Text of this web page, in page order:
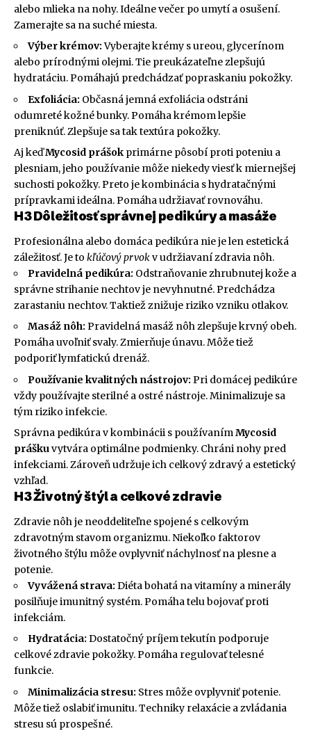
alebo mlieka na nohy. Ideálne večer po umytí a osušení.
Zamerajte sa na suché miesta.
Výber krémov:Vyberajte krémy s ureou, glycerínom
alebo prírodnými olejmi. Tie preukázateľne zlepšujú
hydratáciu. Pomáhajú predchádzať popraskaniu pokožky.
Exfoliácia: Občasná jemná exfoliácia odstráni
odumreté kožné bunky. Pomáha krémom lepšie
preniknúť. Zlepšuje sa tak textúra pokožky.
Aj keďMycosid prášok primárne pôsobí proti poteniu a
plesniam, jeho používanie môže niekedy viesť k miernejšej
suchosti pokožky. Preto je kombinácia s hydratačnými
prípravkami ideálna. Pomáha udržiavať rovnováhu.
H3 Dôležitosť správnej pedikúry a masáže
Profesionálna alebo domáca pedikúra nie je len estetická
záležitosť. Je to kľúčový prvokv udržiavaní zdravia nôh.
Pravidelná pedikúra: Odstraňovanie zhrubnutej kože a
správne strihanie nechtov je nevyhnutné. Predchádza
zarastaniu nechtov. Taktiež znižuje riziko vzniku otlakov.
Masáž nôh: Pravidelná masáž nôh zlepšuje krvný obeh.
Pomáha uvoľniť svaly. Zmierňuje únavu. Môže tiež
podporiť lymfatickú drenáž.
Používanie kvalitných nástrojov: Pri domácej pedikúre
vždy používajte sterilné a ostré nástroje. Minimalizuje sa
tým riziko infekcie.
Správna pedikúra v kombinácii s používanímMycosid
práškuvytvára optimálne podmienky. Chráni nohy pred
infekciami. Zároveň udržuje ich celkový zdravý a estetický
vzhľad.
H3 Životný štýl a celkové zdravie
Zdravie nôh je neoddeliteľne spojené s celkovým
zdravotným stavom organizmu. Niekoľko faktorov
životného štýlu môže ovplyvniť náchylnosť na plesne a
potenie.
Vyvážená strava: Diéta bohatá na vitamíny a minerály
posilňuje imunitný systém. Pomáha telu bojovať proti
infekciám.
Hydratácia: Dostatočný príjem tekutín podporuje
celkové zdravie pokožky. Pomáha regulovať telesné
funkcie.
Minimalizácia stresu: Stres môže ovplyvniť potenie.
Môže tiež oslabiť imunitu. Techniky relaxácie a zvládania
stresu sú prospešné.